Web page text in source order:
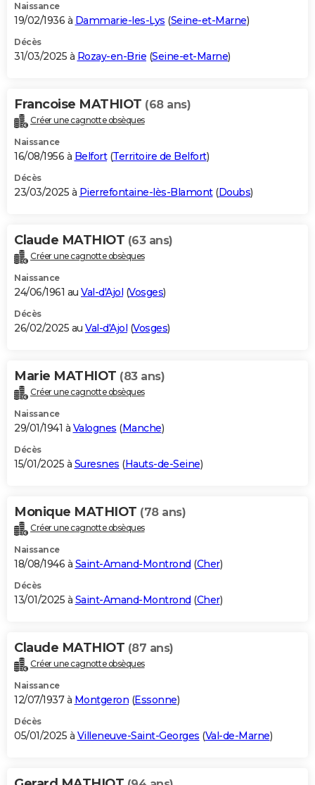
Naissance
19/02/1936 à Dammarie-les-Lys (Seine-et-Marne)
Décès
31/03/2025 à Rozay-en-Brie (Seine-et-Marne)
Francoise MATHIOT (68 ans)
Créer une cagnotte obsèques
Naissance
16/08/1956 à Belfort(Territoire de Belfort)
Décès
23/03/2025 à Pierrefontaine-lès-Blamont(Doubs)
Claude MATHIOT (63 ans)
Créer une cagnotte obsèques
Naissance
24/06/1961 au Val-d'Ajol (Vosges)
Décès
26/02/2025 au Val-d'Ajol (Vosges)
Marie MATHIOT (83 ans)
Créer une cagnotte obsèques
Naissance
29/01/1941 à Valognes (Manche)
Décès
15/01/2025 à Suresnes (Hauts-de-Seine)
Monique MATHIOT (78 ans)
Créer une cagnotte obsèques
Naissance
18/08/1946 à Saint-Amand-Montrond (Cher)
Décès
13/01/2025 à Saint-Amand-Montrond (Cher)
Claude MATHIOT (87 ans)
Créer une cagnotte obsèques
Naissance
12/07/1937 à Montgeron (Essonne)
Décès
05/01/2025 à Villeneuve-Saint-Georges (Val-de-Marne)